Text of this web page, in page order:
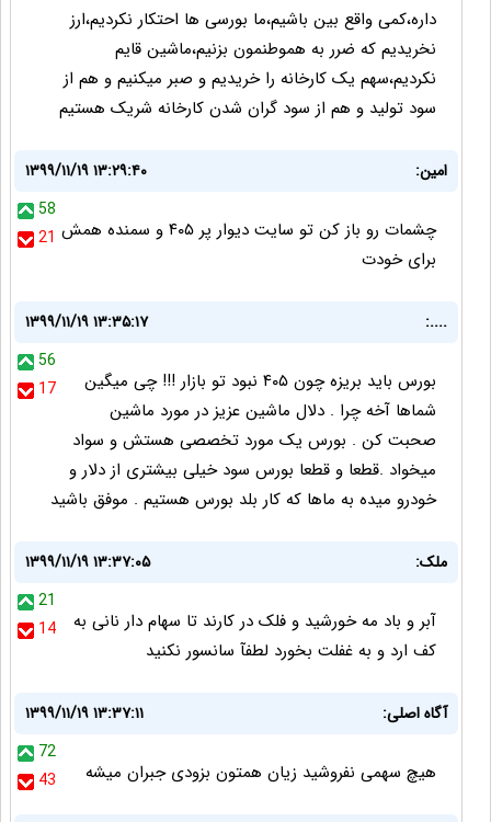
داره،کمی واقع بین باشیم،ما بورسی ها احتکار نکردیم،ارز
نخریدیم که ضرر به هموطنمون بزنیم،ماشین قایم
نکردیم،سهم یک کارخانه را خریدیم و صبر میکنیم و هم از
سود تولید و هم از سود گران شدن کارخانه شریک هستیم
امین:
۱۳۹۹/۱۱/۱۹ ۱۳:۲۹:۴۰
58
21 چشمات رو باز کن تو سایت دیوار پر ۴۰۵ و سمنده همش
برای خودت
....:
۱۳۹۹/۱۱/۱۹ ۱۳:۳۵:۱۷
56
17
بورس باید بریزه چون ۴۰۵ نبود تو بازار !!! چی میگین
شماها آخه چرا . دلال ماشین عزیز در مورد ماشین
صحبت کن . بورس یک مورد تخصصی هستش و سواد
میخواد .قطعا و قطعا بورس سود خیلی بیشتری از دلار و
خودرو میده به ماها که کار بلد بورس هستیم . موفق باشید
ملک:
۱۳۹۹/۱۱/۱۹ ۱۳:۳۷:۰۵
21
14
آبر و باد مه خورشید و فلک در کارند تا سهام دار نانی به
کف ارد و به غفلت بخورد لطفآ سانسور نکنید
آگاه اصلی:
۱۳۹۹/۱۱/۱۹ ۱۳:۳۷:۱۱
72
43
هیچ سهمی نفروشید زیان همتون بزودی جبران میشه